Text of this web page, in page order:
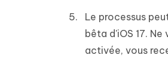
Le processus
bêta d'iOS 17.
activée, vous